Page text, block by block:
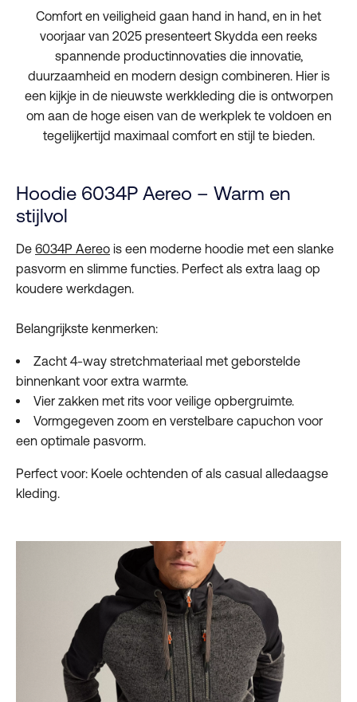
Comfort en veiligheid gaan hand in hand, en in het
voorjaar van 2025 presenteert Skydda een reeks
spannende productinnovaties die innovatie,
duurzaamheid en modern design combineren. Hier is
een kijkje in de nieuwste werkkleding die is ontworpen
om aan de hoge eisen van de werkplek te voldoen en
tegelijkertijd maximaal comfort en stijl te bieden.
Hoodie 6034P Aereo – Warm en
stijlvol
De 6034P Aereo is een moderne hoodie met een slanke
pasvorm en slimme functies. Perfect als extra laag op
koudere werkdagen.
Belangrijkste kenmerken:
Zacht 4-way stretchmateriaal met geborstelde
binnenkant voor extra warmte.
Vier zakken met rits voor veilige opbergruimte.
Vormgegeven zoom en verstelbare capuchon voor
een optimale pasvorm.
Perfect voor: Koele ochtenden of als casual alledaagse
kleding.